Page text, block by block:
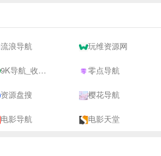
流浪导航 玩维资源网
9K导航_收录网-网址收录-网址导航-收录网站-自助广告系统 零点导航
资源盘搜 樱花导航
电影导航 电影天堂